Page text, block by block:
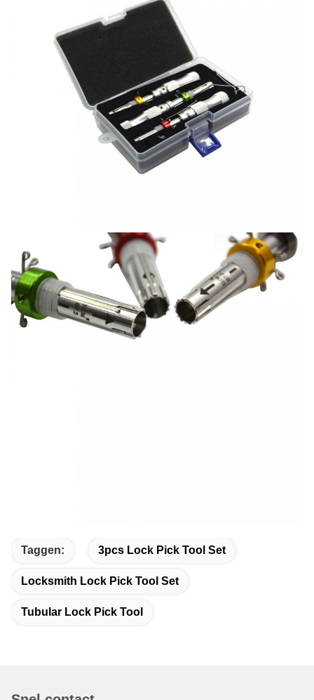
Taggen: 3pcs Lock Pick Tool Set
Locksmith Lock Pick Tool Set
Tubular Lock Pick Tool